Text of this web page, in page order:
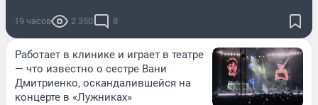
19 часов 2 350 8
Работает в клинике и играет в театре
— что известно о сестре Вани
Дмитриенко, оскандалившейся на
концерте в «Лужниках»